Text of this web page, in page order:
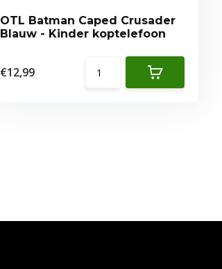
OTL Batman Caped Crusader
Blauw - Kinder koptelefoon
€12,99